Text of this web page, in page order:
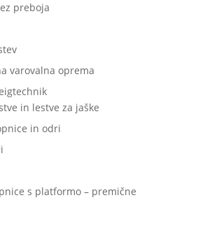
preboja
varovalna oprema
in lestve za jaške
in odri
s platformo – premične